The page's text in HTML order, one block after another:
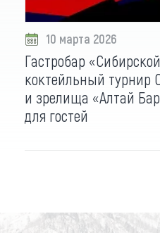
10 марта 2026
Гастробар
коктейльный турнир
и зрелища «Алтай
для гостей